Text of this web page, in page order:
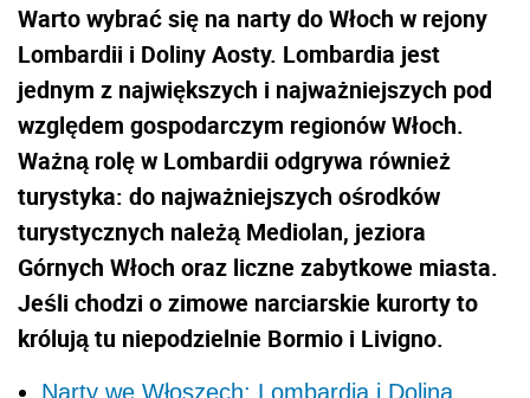
Warto wybrać się na narty do Włoch w rejony
Lombardii i Doliny Aosty. Lombardia jest
jednym z największych i najważniejszych pod
względem gospodarczym regionów Włoch.
Ważną rolę w Lombardii odgrywa również
turystyka: do najważniejszych ośrodków
turystycznych należą Mediolan, jeziora
Górnych Włoch oraz liczne zabytkowe miasta.
Jeśli chodzi o zimowe narciarskie kurorty to
królują tu niepodzielnie Bormio i Livigno.
Narty we Włoszech: Lombardia i Dolina